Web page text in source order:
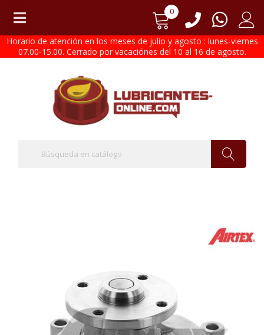
0
Horario de atención en los meses de julio y agosto : lunes-viernes
07.00-15.00. Cerrado por vacaciónes del 10 al 16 de agosto.